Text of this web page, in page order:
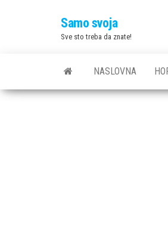
Samo svoja
Sve sto treba da znate!
NASLOVNA